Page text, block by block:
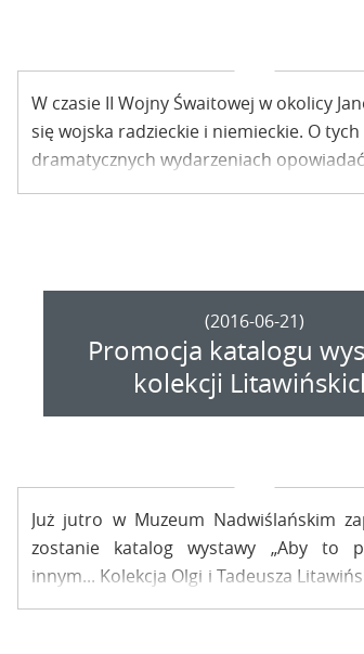
W czasie II Wojny Śwaitowej w okolicy
się wojska radzieckie i niemieckie. O tych
dramatycznych wydarzeniach
wystawa pt. „Przyczółek – береговой
(2016-06-21)
Promocja katalogu
kolekcji
Już jutro w Muzeum Nadwiślańskim
zostanie katalog wystawy „Aby to
innym... Kolekcja Olgi i Tadeusza
spotkania promocyjnego wykład